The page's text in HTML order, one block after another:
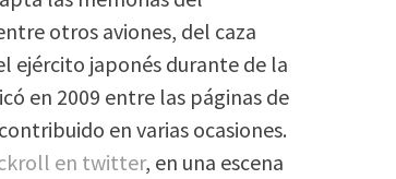
otros aviones, del caza
ejército japonés durante de la
en 2009 entre las páginas de
en varias ocasiones.
en twitter, en una escena